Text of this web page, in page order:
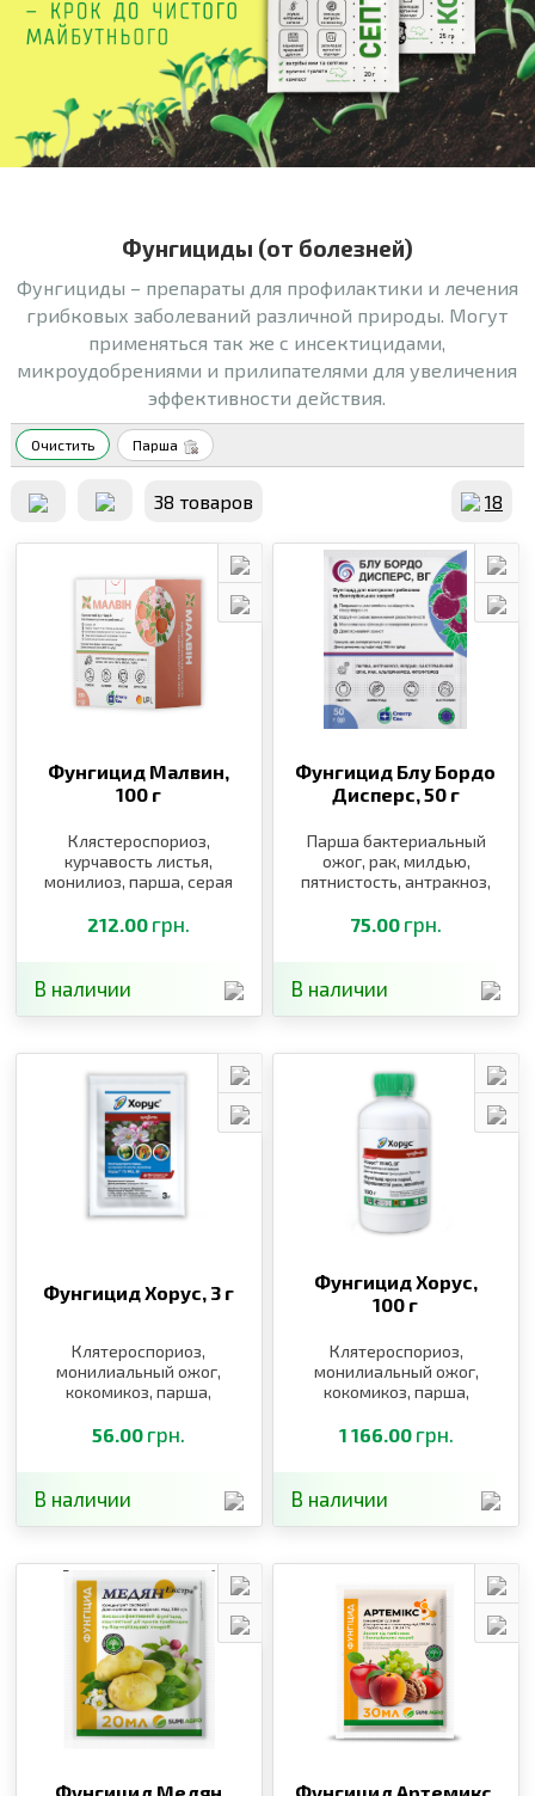
Фунгициды (от болезней)
Фунгициды – препараты для профилактики и лечения
грибковых заболеваний различной природы. Могут
применяться так же с инсектицидами,
микроудобрениями и прилипателями для увеличения
эффективности действия.
Очистить Парша
38 товаров 18
Фунгицид Малвин,
100 г
Клястероспориоз,
курчавость листья,
монилиоз, парша, серая
оидиум
212.00 грн.
В наличии
Фунгицид Блу Бордо
Дисперс,50 г
Парша бактериальный
ожог, рак, милдью,
пятнистость, антракноз,
75.00 грн.
В наличии
Фунгицид Хорус, 3 г
Клятероспориоз,
монилиальный ожог,
кокомикоз, парша,
плодовая гниль, серая
гниль, белая и бурая
листьев
56.00 грн.
В наличии
Фунгицид Хорус,
100 г
Клятероспориоз,
монилиальный ожог,
кокомикоз, парша,
плодовая гниль, серая
гниль, белая и бурая
листьев
1 166.00 грн.
В наличии